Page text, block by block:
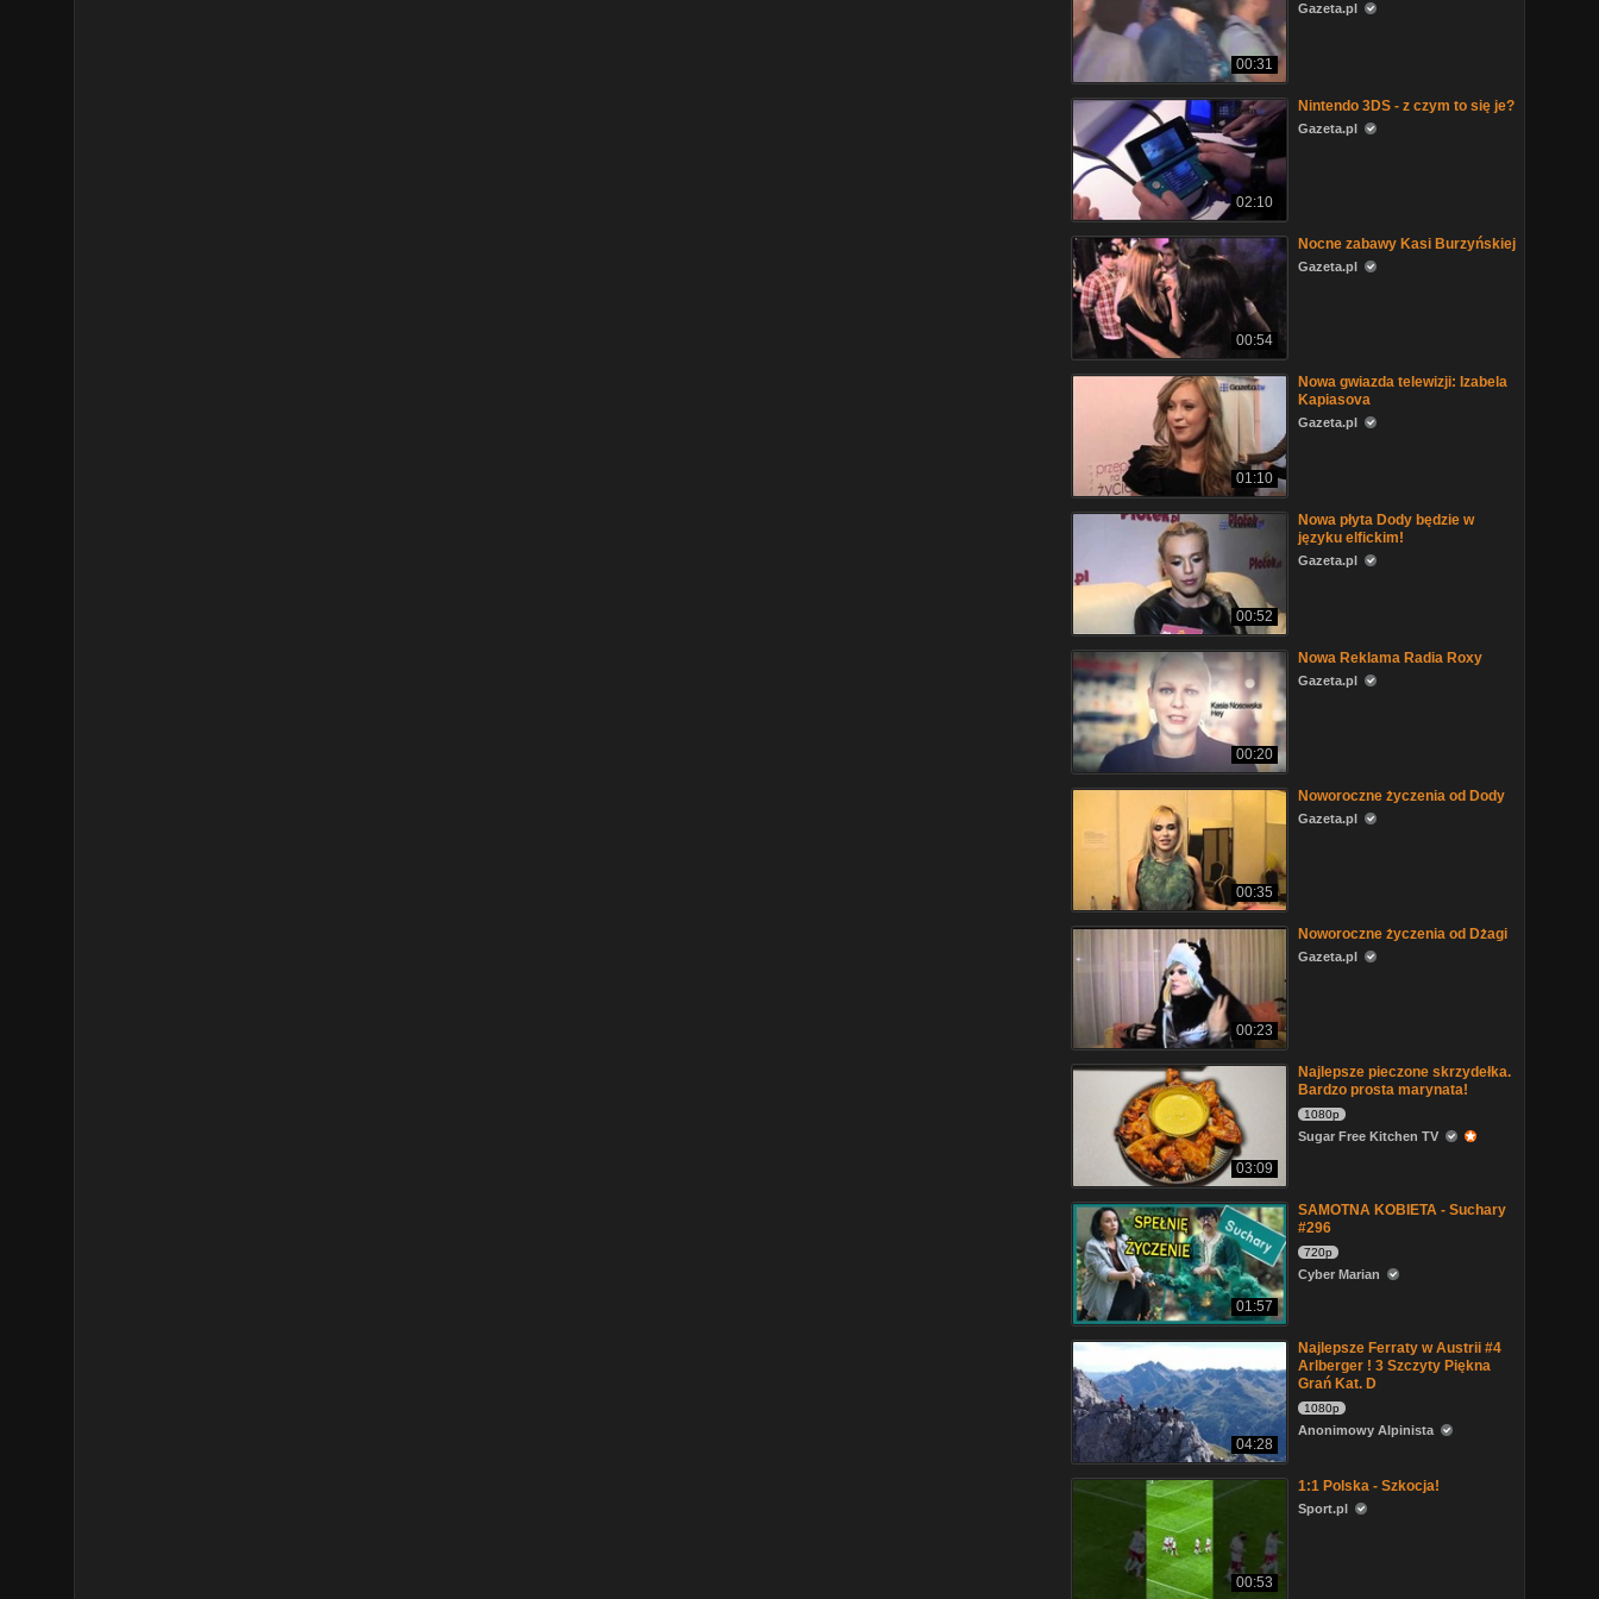
00:31
Gazeta.pl
02:10
Nintendo 3DS - z czym to się je?
Gazeta.pl
00:54
Nocne zabawy Kasi Burzyńskiej
Gazeta.pl
01:10
Nowa gwiazda telewizji: Izabela
Kapiasova
Gazeta.pl
00:52
Nowa płyta Dody będzie w
języku elfickim!
Gazeta.pl
00:20
Nowa Reklama Radia Roxy
Gazeta.pl
00:35
Noworoczne życzenia od Dody
Gazeta.pl
00:23
Noworoczne życzenia od Dżagi
Gazeta.pl
03:09
Najlepsze pieczone skrzydełka.
Bardzo prosta marynata!
1080p
Sugar Free Kitchen TV
01:57
SAMOTNA KOBIETA - Suchary
#296
720p
Cyber Marian
04:28
Najlepsze Ferraty w Austrii #4
Arlberger ! 3 Szczyty Piękna
Grań Kat. D
1080p
Anonimowy Alpinista
00:53
1:1 Polska - Szkocja!
Sport.pl